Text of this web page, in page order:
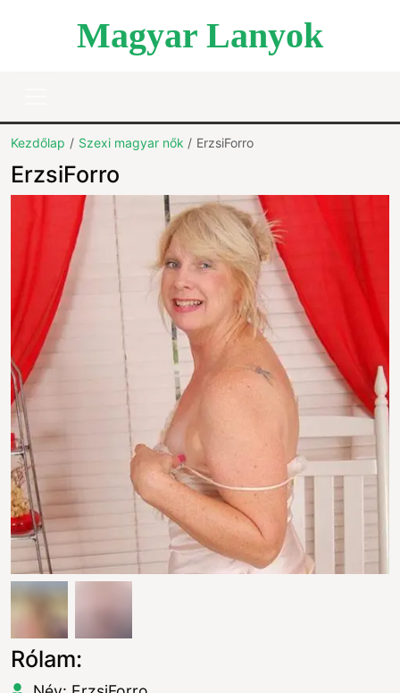
Magyar Lanyok
Kezdőlap Szexi magyar nők ErzsiForro
ErzsiForro
Rólam: